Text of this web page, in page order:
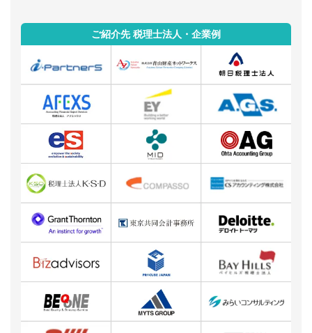
ご紹介先 税理士法人・企業例